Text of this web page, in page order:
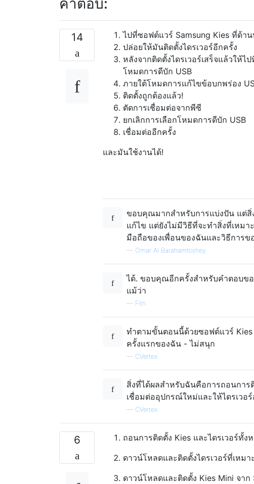
คำตอบ:
14
ไปที่ซอฟต์แวร์ Samsung Kies ที่ด้า
ปล่อยให้มันติดตั้งไดรเวอร์อีกครั้ง
หลังจากติดตั้งไดรเวอร์เสร็จแล้วใ
โหมดการดีบัก USB
ภายใต้โหมดการแก้ไขข้อบกพร่อง
ติดตั้งถูกต้องแล้ว!
ตัดการเชื่อมต่อจากพีซี
ยกเลิกการเลือกโหมดการดีบัก USB
เชื่อมต่ออีกครั้ง
และมันใช้งานได้!
ขอบคุณมากสำหรับการแบ่งปัน แต่สิ่
แก้ไข แต่ยังไม่มีวิธีที่จะทำสิ่งที่เหม
มือถือของเพื่อนของฉันและวิธีการข
— Omar Al Barahamtoshey
ได้. ขอบคุณอีกครั้งสำหรับคำตอบข
แม้ว่า
— Fitri
ทำตามขั้นตอนนี้ด้วยซอฟต์แวร์ Kies
ครั้งแรกของฉัน - ไม่สนุก
— CVertex
สิ่งที่ได้ผลสำหรับฉันคือการถอนการ
เชื่อมต่ออุปกรณ์ใหม่และให้ไดรเว
— CVertex
6
ถอนการติดตั้ง Kies และไดรเวอร์ทั้ง
ดาวน์โหลดและติดตั้งไดรเวอร์ที่เหมา
ดาวน์โหลดและติดตั้ง Kies Mini จา